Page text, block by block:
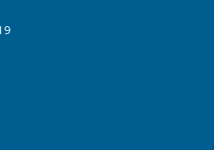
zu den Veranstaltungen: